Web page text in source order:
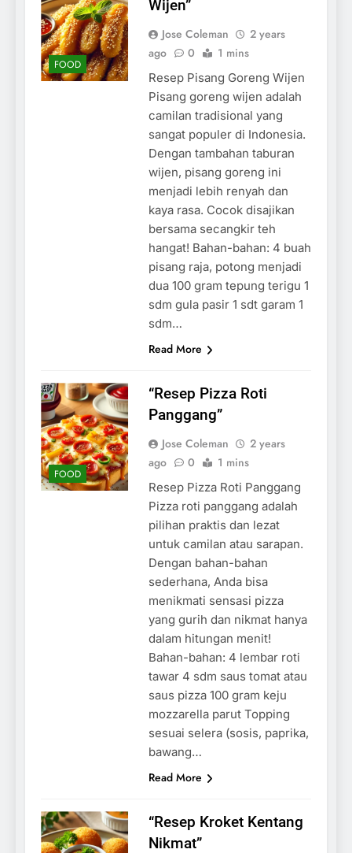
FOOD
Wijen”
Jose Coleman
2 years
ago
0 1 mins
Resep Pisang Goreng Wijen
Pisang goreng wijen adalah
camilan tradisional yang
sangat populer di Indonesia.
Dengan tambahan taburan
wijen, pisang goreng ini
menjadi lebih renyah dan
kaya rasa. Cocok disajikan
bersama secangkir teh
hangat! Bahan-bahan: 4 buah
pisang raja, potong menjadi
dua 100 gram tepung terigu 1
sdm gula pasir 1 sdt garam 1
sdm…
Read More
FOOD
“Resep Pizza Roti
Panggang”
Jose Coleman
2 years
ago
0 1 mins
Resep Pizza Roti Panggang
Pizza roti panggang adalah
pilihan praktis dan lezat
untuk camilan atau sarapan.
Dengan bahan-bahan
sederhana, Anda bisa
menikmati sensasi pizza
yang gurih dan nikmat hanya
dalam hitungan menit!
Bahan-bahan: 4 lembar roti
tawar 4 sdm saus tomat atau
saus pizza 100 gram keju
mozzarella parut Topping
sesuai selera (sosis, paprika,
bawang…
Read More
“Resep Kroket Kentang
Nikmat”